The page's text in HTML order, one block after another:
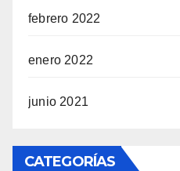
febrero 2022
enero 2022
junio 2021
CATEGORÍAS